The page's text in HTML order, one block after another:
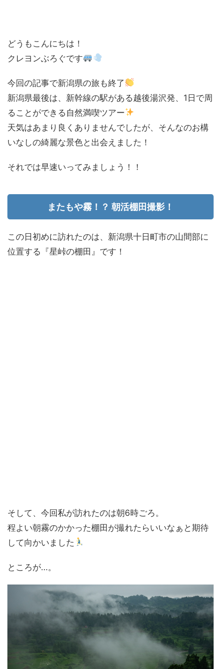
どうもこんにちは！
クレヨンぶろぐです
今回の記事で新潟県の旅も終了
新潟県最後は、新幹線の駅がある越後湯沢発、1日で周
ることができる自然満喫ツアー
天気はあまり良くありませんでしたが、そんなのお構
いなしの綺麗な景色と出会えました！
それでは早速いってみましょう！！
またもや霧！？ 朝活棚田撮影！
この日初めに訪れたのは、新潟県十日町市の山間部に
位置する『星峠の棚田』です！
そして、今回私が訪れたのは朝6時ごろ。
程よい朝霧のかかった棚田が撮れたらいいなぁと期待
して向かいました
ところが…。